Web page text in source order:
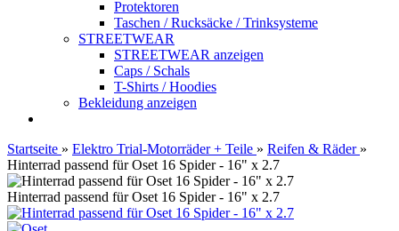
Protektoren
Taschen / Rucksäcke / Trinksysteme
STREETWEAR
STREETWEAR anzeigen
Caps / Schals
T-Shirts / Hoodies
Bekleidung anzeigen
Startseite » Elektro Trial-Motorräder + Teile » Reifen & Räder »
Hinterrad passend für Oset 16 Spider - 16" x 2.7
Hinterrad passend für Oset 16 Spider - 16" x 2.7